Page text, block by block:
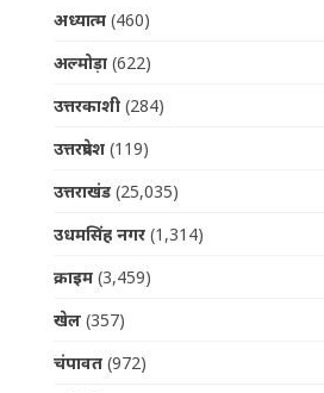
अध्यात्म(460)
अल्मोड़ा(622)
उत्तरकाशी(284)
उत्तरप्रदेश(119)
उत्तराखंड(25,035)
उधमसिंह नगर(1,314)
क्राइम(3,459)
खेल(357)
चंपावत(972)